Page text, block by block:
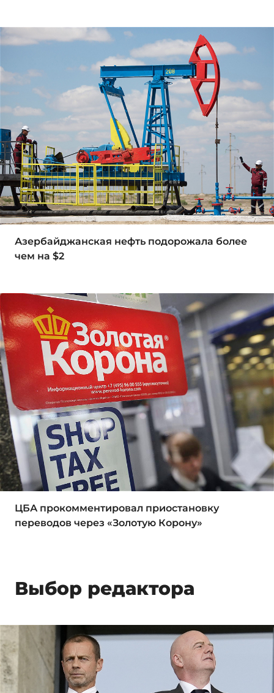
Азербайджанская нефть подорожала более
чем на $2
ЦБА прокомментировал приостановку
переводов через «Золотую Корону»
Выбор редактора